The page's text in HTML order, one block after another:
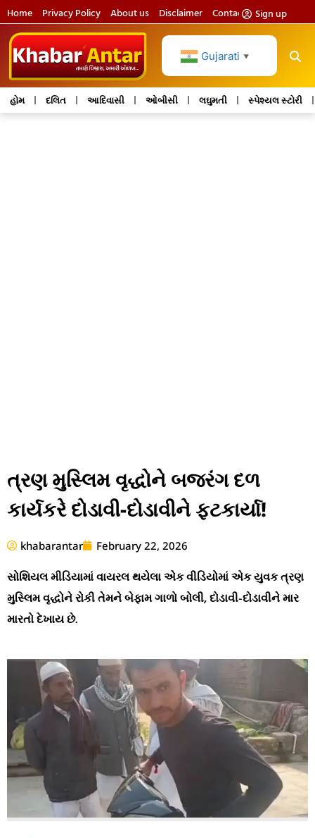
Home Privacy Policy About us Disclaimer Contact usSign up
Gujarati ▼
હોમ દલિત આદિવાસી ઓબીસી લઘુમતી સ્પેશ્યલ સ્ટોરી
ત્રણ મુસ્લિમ વૃદ્ધોને બજરંગ દળ
કાર્યકરે દોડાવી-દોડાવીને ફટકાર્યા!
khabarantar February 22, 2026
સોશિયલ મીડિયામાં વાયરલ થયેલા એક વીડિયોમાં એક યુવક ત્રણ
મુસ્લિમ વૃદ્ધોને રોકી તેમને બેફામ ગાળો બોલી, દોડાવી-દોડાવીને માર
મારતો દેખાય છે.